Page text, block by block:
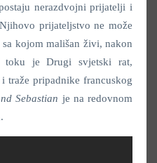
nerazdvojni prijatelji i
prijateljstvo ne može
kojom mališan živi, nakon
je Drugi svjetski rat,
traže pripadnike francuskog
Sebastian je na redovnom